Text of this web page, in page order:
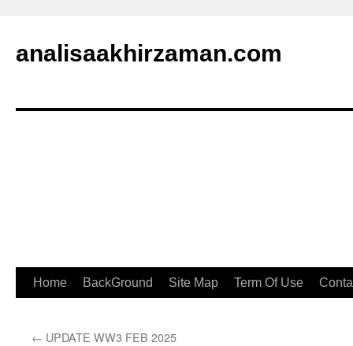
analisaakhirzaman.com
Home BackGround Site Map Term Of Use
← UPDATE WW3 FEB 2025